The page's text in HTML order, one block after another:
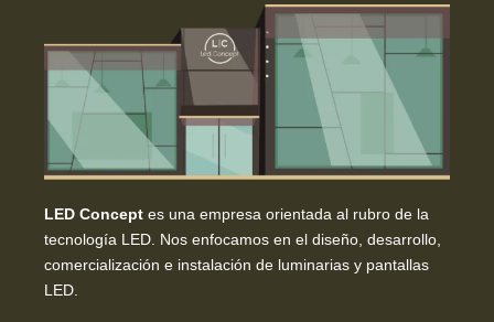
LED Concept es una empresa orientada al rubro de la
tecnología LED. Nos enfocamos en el diseño, desarrollo,
comercialización e instalación de luminarias y pantallas
LED.